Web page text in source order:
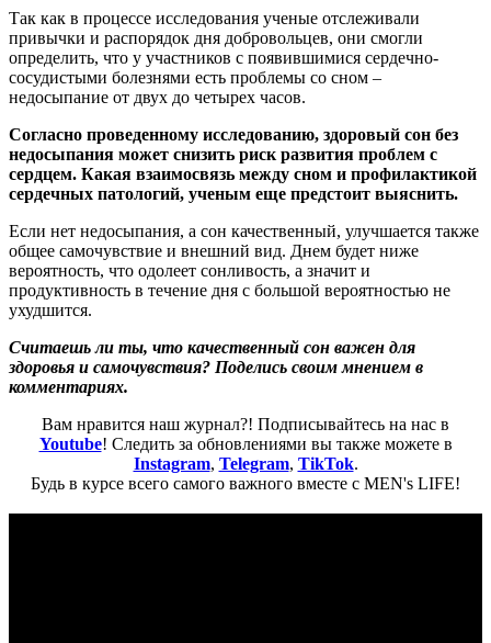
Так как в процессе исследования ученые отслеживали
привычки и распорядок дня добровольцев, они смогли
определить, что у участников с появившимися сердечно-
сосудистыми болезнями есть проблемы со сном –
недосыпание от двух до четырех часов.
Согласно проведенному исследованию, здоровый сон без
недосыпания может снизить риск развития проблем с
сердцем. Какая взаимосвязь между сном и профилактикой
сердечных патологий, ученым еще предстоит выяснить.
Если нет недосыпания, а сон качественный, улучшается также
общее самочувствие и внешний вид. Днем будет ниже
вероятность, что одолеет сонливость, а значит и
продуктивность в течение дня с большой вероятностью не
ухудшится.
Считаешь ли ты, что качественный сон важен для
здоровья и самочувствия? Поделись своим мнением в
комментариях.
Вам нравится наш журнал?! Подписывайтесь на нас в
Youtube! Следить за обновлениями вы также можете в
Instagram, Telegram, TikTok.
Будь в курсе всего самого важного вместе с MEN's LIFE!